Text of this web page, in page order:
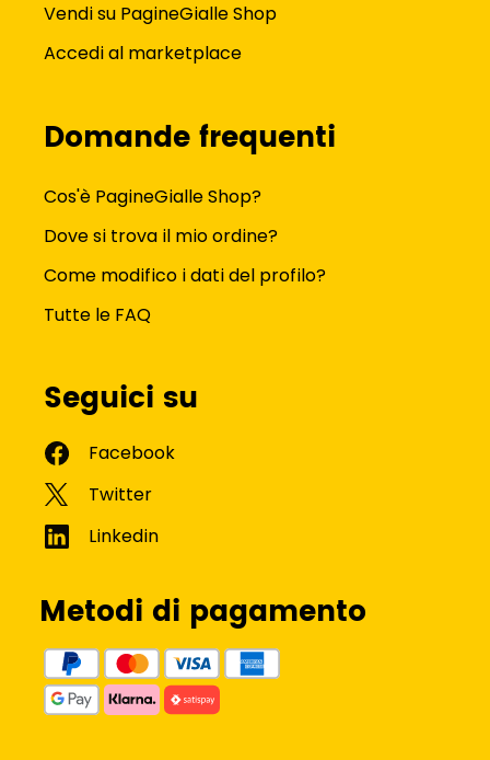
Vendi su PagineGialle Shop
Accedi al marketplace
Domande frequenti
Cos'è PagineGialle Shop?
Dove si trova il mio ordine?
Come modifico i dati del profilo?
Tutte le FAQ
Seguici su
Metodi di pagamento